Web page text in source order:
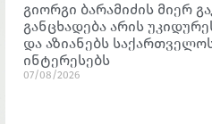
გიორგი ბარამიძის მიერ
განცხადება არის
და აზიანებს
ინტერესებს
07/08/2026